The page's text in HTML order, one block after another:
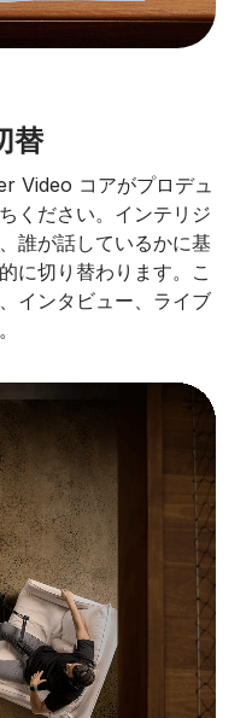
替
Video コアがプロデュ
ください。インテリジ
誰が話しているかに基
に切り替わります。こ
インタビュー、ライブ